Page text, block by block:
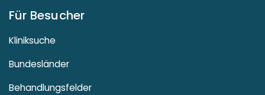
Für Besucher
Kliniksuche
Bundesländer
Behandlungsfelder